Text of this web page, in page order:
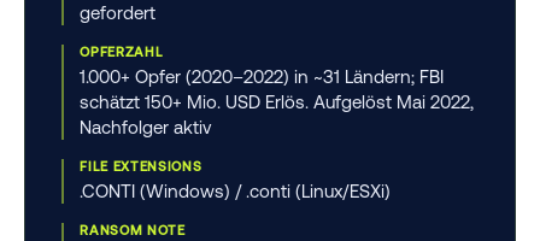
gefordert
OPFERZAHL
1.000+ Opfer (2020–2022) in ~31 Ländern; FBI
schätzt 150+ Mio. USD Erlös. Aufgelöst Mai 2022,
Nachfolger aktiv
FILE EXTENSIONS
.CONTI (Windows) / .conti (Linux/ESXi)
RANSOM NOTE